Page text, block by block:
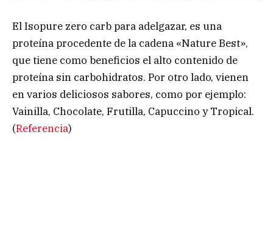
El Isopure zero carb para adelgazar, es una
proteína procedente de la cadena «Nature Best»,
que tiene como beneficios el alto contenido de
proteína sin carbohidratos. Por otro lado, vienen
en varios deliciosos sabores, como por ejemplo:
Vainilla, Chocolate, Frutilla, Capuccino y Tropical.
(Referencia)